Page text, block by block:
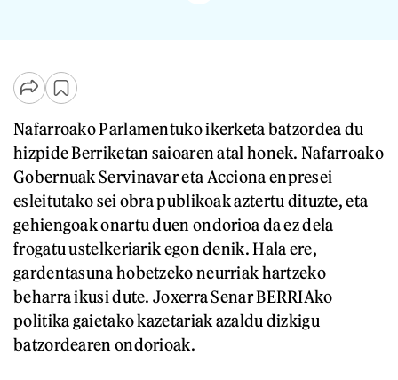
Nafarroako Parlamentuko ikerketa batzordea du
hizpide Berriketan saioaren atal honek. Nafarroako
Gobernuak Servinavar eta Acciona enpresei
esleitutako sei obra publikoak aztertu dituzte, eta
gehiengoak onartu duen ondorioa da ez dela
frogatu ustelkeriarik egon denik. Hala ere,
gardentasuna hobetzeko neurriak hartzeko
beharra ikusi dute. Joxerra Senar BERRIAko
politika gaietako kazetariak azaldu dizkigu
batzordearen ondorioak.